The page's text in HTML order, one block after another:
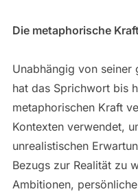
Die metaphorische
Unabhängig von seiner
hat das Sprichwort bis
metaphorischen Kraft
Kontexten verwendet,
unrealistischen
Bezugs zur Realität zu
Ambitionen,